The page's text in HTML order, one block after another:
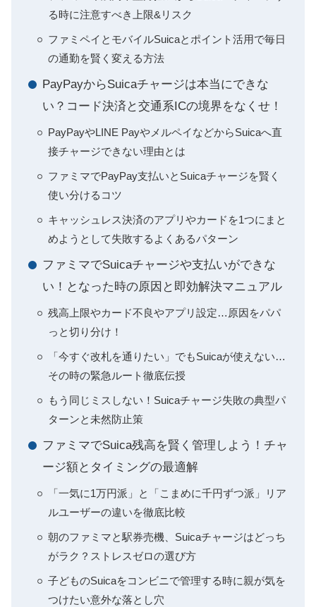
る時に注意すべき上限&リスク
ファミペイとモバイルSuicaとポイント活用で毎日
の通勤を賢く変える方法
PayPayからSuicaチャージは本当にできな
い？コード決済と交通系ICの境界をなくせ！
PayPayやLINE PayやメルペイなどからSuicaへ直
接チャージできない理由とは
ファミマでPayPay支払いとSuicaチャージを賢く
使い分けるコツ
キャッシュレス決済のアプリやカードを1つにまと
めようとして失敗するよくあるパターン
ファミマでSuicaチャージや支払いができな
い！となった時の原因と即効解決マニュアル
残高上限やカード不良やアプリ設定…原因をパパ
っと切り分け！
「今すぐ改札を通りたい」でもSuicaが使えない…
その時の緊急ルート徹底伝授
もう同じミスしない！Suicaチャージ失敗の典型パ
ターンと未然防止策
ファミマでSuica残高を賢く管理しよう！チャ
ージ額とタイミングの最適解
「一気に1万円派」と「こまめに千円ずつ派」リア
ルユーザーの違いを徹底比較
朝のファミマと駅券売機、Suicaチャージはどっち
がラク？ストレスゼロの選び方
子どものSuicaをコンビニで管理する時に親が気を
つけたい意外な落とし穴